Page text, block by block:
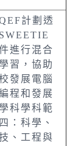
計劃透
進行混合
習，協助
發展電腦
程和發展
科學科範
：科學、
、工程與